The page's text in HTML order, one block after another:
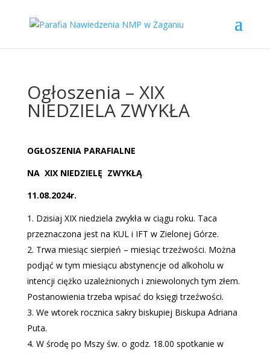
Ogłoszenia – XIX
NIEDZIELA ZWYKŁA
OGŁOSZENIA PARAFIALNE
NA XIX NIEDZIELĘ ZWYKŁĄ
11.08.2024r.
Dzisiaj XIX niedziela zwykła w ciągu roku. Taca
przeznaczona jest na KUL i IFT w Zielonej Górze.
Trwa miesiąc sierpień – miesiąc trzeźwości. Można
podjąć w tym miesiącu abstynencje od alkoholu w
intencji ciężko uzależnionych i zniewolonych tym złem.
Postanowienia trzeba wpisać do księgi trzeźwości.
We wtorek rocznica sakry biskupiej Biskupa Adriana
Puta.
W środę po Mszy św. o godz. 18.00 spotkanie w